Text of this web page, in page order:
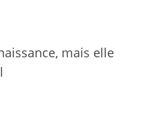
mais elle